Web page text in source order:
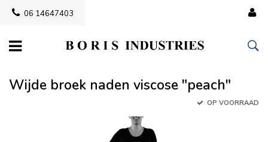
06 14647403
Wijde broek naden viscose "peach"
OP VOORRAAD